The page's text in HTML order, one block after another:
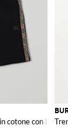
cotone con bande